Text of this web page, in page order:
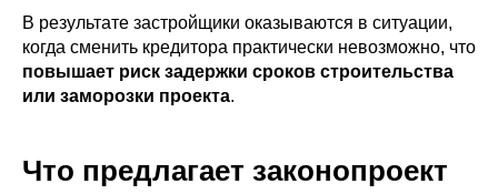
В результате застройщики оказываются в ситуации,
когда сменить кредитора практически невозможно, что
повышает риск задержки сроков строительства
или заморозки проекта.
Что предлагает законопроект